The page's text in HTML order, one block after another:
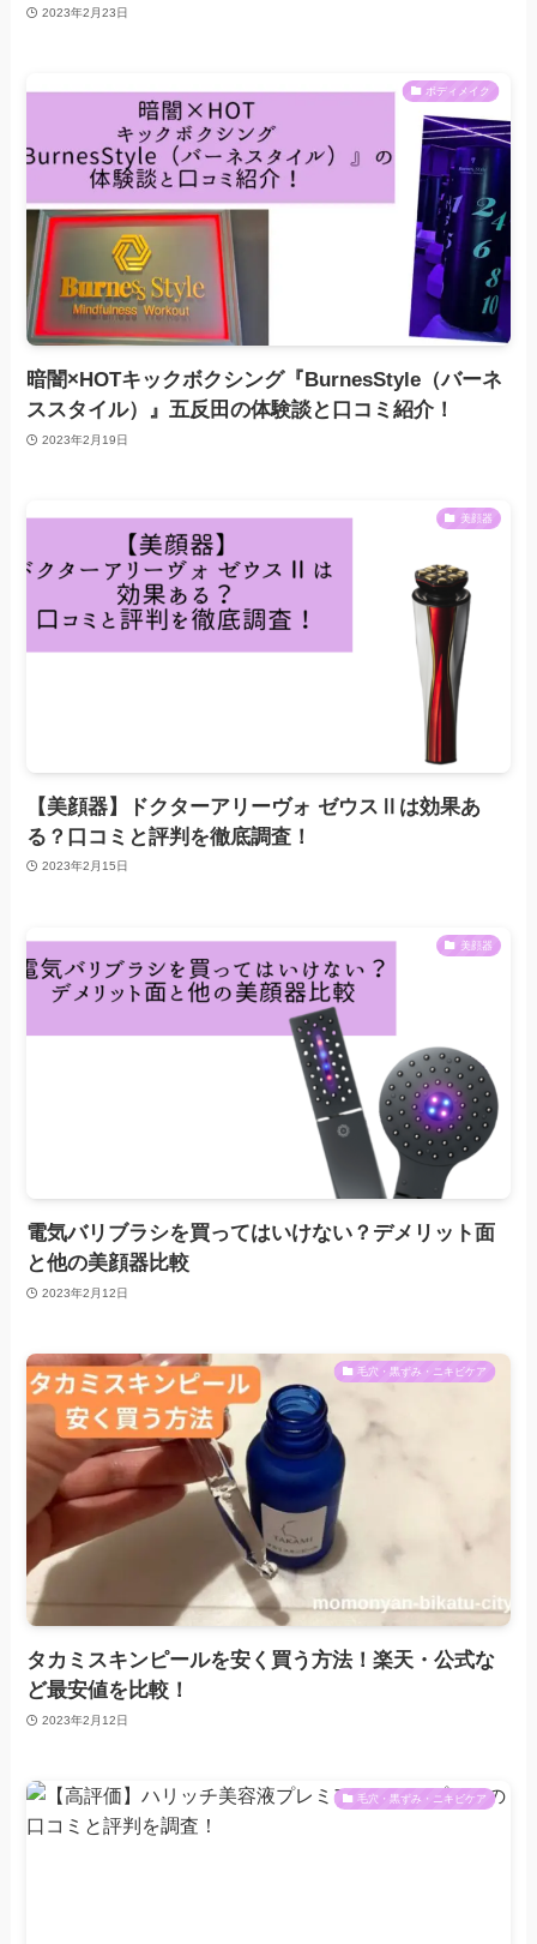
2023年2月23日
ボディメイク
暗闇×HOTキックボクシング『BurnesStyle（バーネ
ススタイル）』五反田の体験談と口コミ紹介！
2023年2月19日
美顔器
【美顔器】ドクターアリーヴォ ゼウスⅡは効果あ
る？口コミと評判を徹底調査！
2023年2月15日
美顔器
電気バリブラシを買ってはいけない？デメリット面
と他の美顔器比較
2023年2月12日
毛穴・黒ずみ・ニキビケア
タカミスキンピールを安く買う方法！楽天・公式な
ど最安値を比較！
2023年2月12日
毛穴・黒ずみ・ニキビケア